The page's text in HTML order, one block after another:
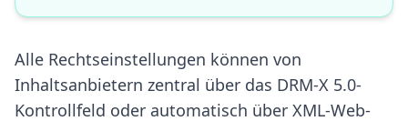
Alle Rechtseinstellungen können von
Inhaltsanbietern zentral über das DRM-X 5.0-
Kontrollfeld oder automatisch über XML-Web-